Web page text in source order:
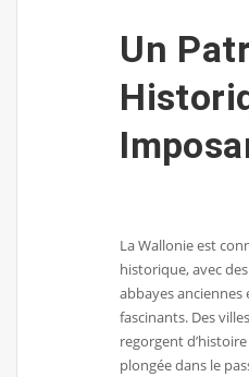
Un
La Wallonie est
historique, avec
abbayes anciennes
fascinants. Des
regorgent
plongée dans le